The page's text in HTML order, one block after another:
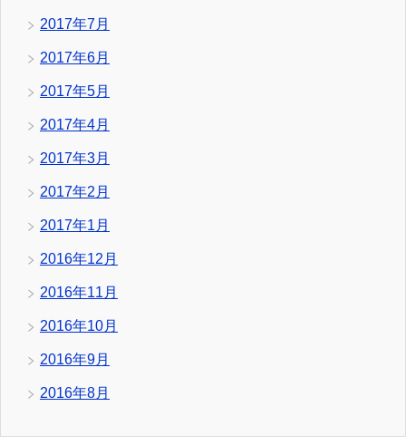
2017年7月
2017年6月
2017年5月
2017年4月
2017年3月
2017年2月
2017年1月
2016年12月
2016年11月
2016年10月
2016年9月
2016年8月